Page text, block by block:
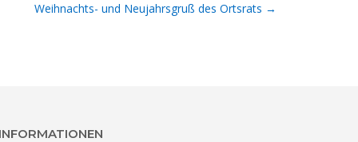
Weihnachts- und Neujahrsgruß des Ortsrats →